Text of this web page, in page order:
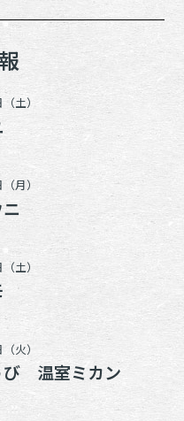
土）
月）
土）
火）
び 温室ミカン